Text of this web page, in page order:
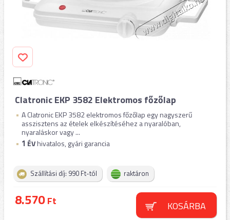
Clatronic EKP 3582 Elektromos főzőlap
A Clatronic EKP 3582 elektromos főzőlap egy nagyszerű
asszisztens az ételek elkészítéséhez a nyaralóban,
nyaraláskor vagy ...
1 ÉVhivatalos, gyári garancia
Szállítási díj: 990 Ft-tól raktáron
8.570Ft KOSÁRBA